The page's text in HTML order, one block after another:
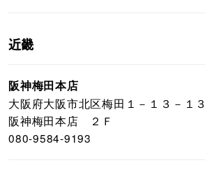
近畿
阪神梅田本店
大阪府大阪市北区梅田１－１３－１３
阪神梅田本店 ２Ｆ
080-9584-9193